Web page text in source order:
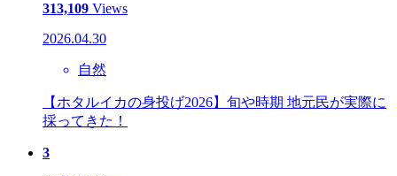
313,109 Views
2026.04.30
自然
【ホタルイカの身投げ2026】旬や時期 地元民が実際に
採ってきた！
3